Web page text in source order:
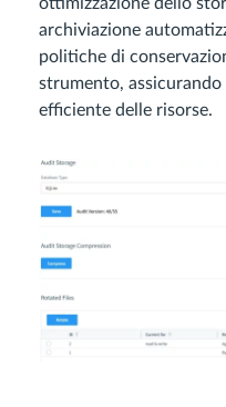
archiviazione
politiche di
strumento, assicurando
efficiente delle risorse.